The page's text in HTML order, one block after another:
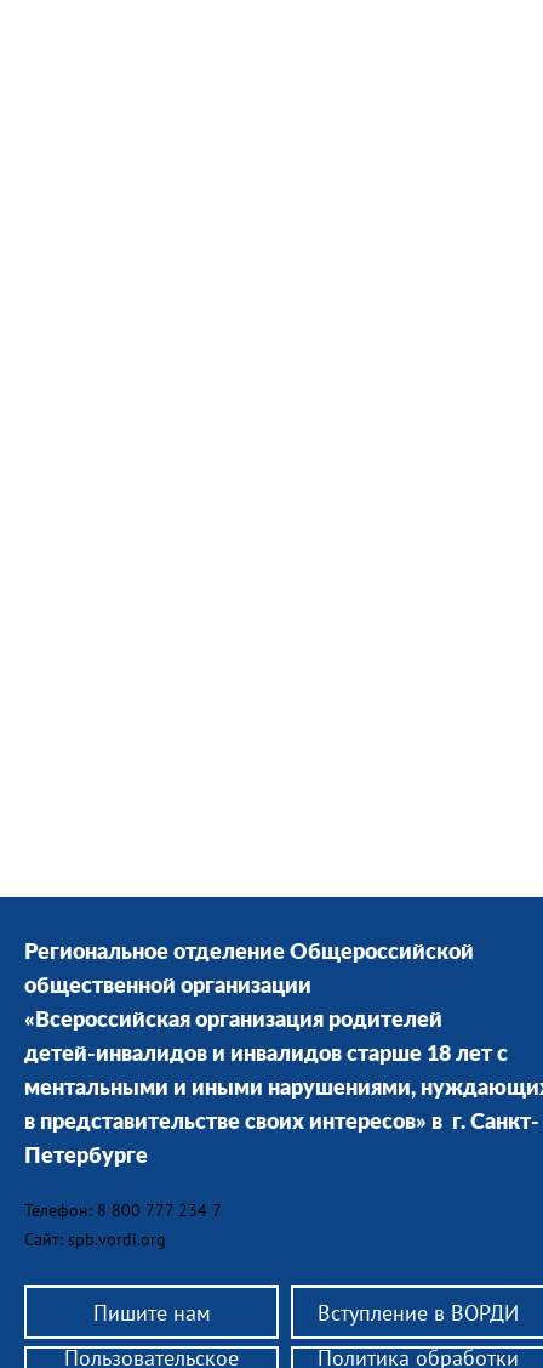
Региональное отделение Общероссийской
общественной организации
«Всероссийская организация родителей
детей-инвалидов и инвалидов старше 18 лет с
ментальными и иными нарушениями,
в представительстве своих интересов» в г. Санкт-
Петербурге
Телефон: 8 800 777 234 7
Сайт: spb.vordi.org
Пишите нам Вступление в ВОРДИ
Пользовательское
Политика обработки